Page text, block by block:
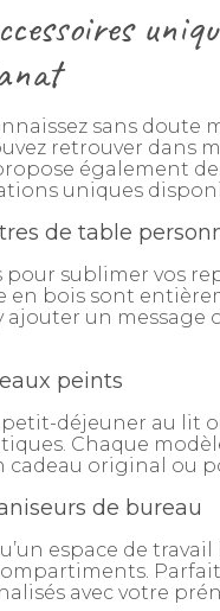
sans doute
retrouver dans
également
uniques
de table
pour sublimer vos
en bois sont
ajouter un
peints
déjeuner au lit
Chaque
cadeau original ou
de bureau
espace de
avec votre